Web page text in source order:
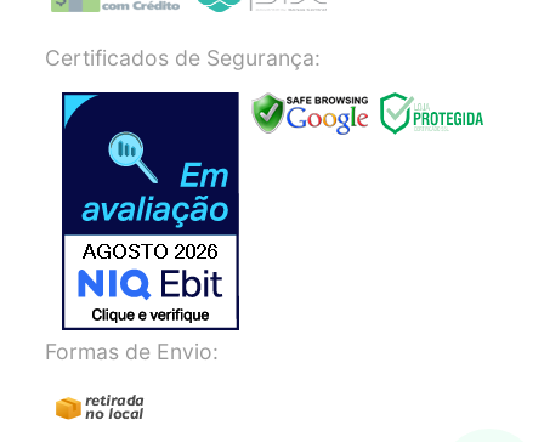
Certificados de Segurança:
Formas de Envio: